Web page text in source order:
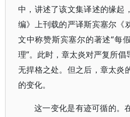
中，讲述了该文集译述的缘起
编》上刊载的严译斯宾塞尔《
文中称赞斯宾塞尔的著述“每
理”。此时，章太炎对严复所
无捍格之处。但之后，章太炎
的变化。
这一变化是有迹可循的。